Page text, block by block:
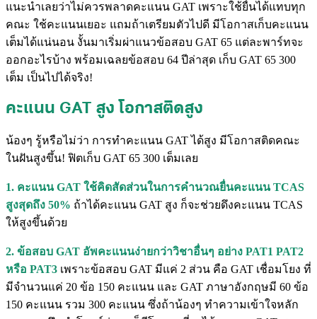
แนะนำเลยว่าไม่ควรพลาดคะแนน GAT เพราะใช้ยื่นได้แทบทุก
คณะ ใช้คะแนนเยอะ แถมถ้าเตรียมตัวไปดี มีโอกาสเก็บคะแนน
เต็มได้แน่นอน งั้นมาเริ่มผ่าแนวข้อสอบ GAT 65 แต่ละพาร์ทจะ
ออกอะไรบ้าง พร้อมเฉลยข้อสอบ 64 ปีล่าสุด เก็บ GAT 65 300
เต็ม เป็นไปได้จริง!
คะแนน GAT สูง โอกาสติดสูง
น้องๆ รู้หรือไม่ว่า การทำคะแนน GAT ได้สูง มีโอกาสติดคณะ
ในฝันสูงขึ้น! ฟิตเก็บ GAT 65 300 เต็มเลย
1. คะแนน GAT ใช้คิดสัดส่วนในการคำนวณยื่นคะแนน TCAS
สูงสุดถึง 50% ถ้าได้คะแนน GAT สูง ก็จะช่วยดึงคะแนน TCAS
ให้สูงขึ้นด้วย
2. ข้อสอบ GAT อัพคะแนนง่ายกว่าวิชาอื่นๆ อย่าง PAT1 PAT2
หรือ PAT3 เพราะข้อสอบ GAT มีแค่ 2 ส่วน คือ GAT เชื่อมโยง ที่
มีจำนวนแค่ 20 ข้อ 150 คะแนน และ GAT ภาษาอังกฤษมี 60 ข้อ
150 คะแนน รวม 300 คะแนน ซึ่งถ้าน้องๆ ทำความเข้าใจหลัก